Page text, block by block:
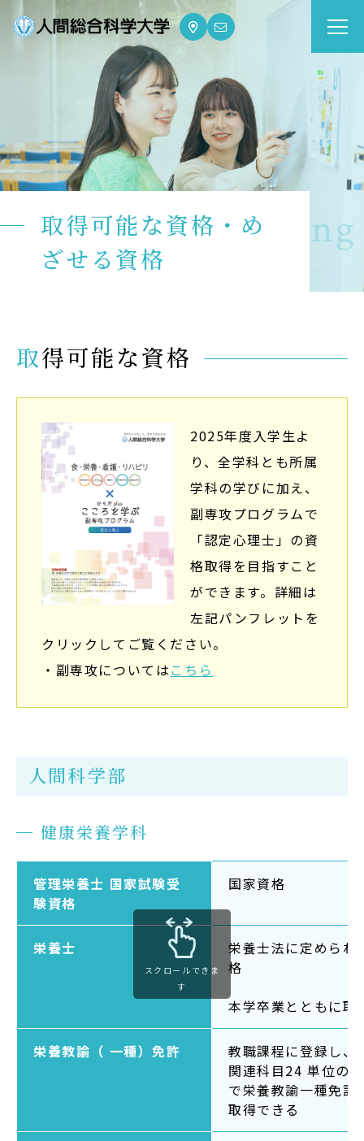
大学案内
学部・大学院
Department
資格・就職
Qualifications & Employment
入学案内
入試イベント
OpenCampus
地域連携・研究
Cooperation&Research
アクセス
Access
通信制
受験生の方
大学院生の方・修了生の方
企業・病院の方
サイトポリシー
教員等採用情報
for Well-being
取得可能な資格・め
ざせる資格
取得可能な資格
2025年度入学生よ
り、全学科とも所属
学科の学びに加え、
副専攻プログラムで
「認定心理士」の資
格取得を目指すこと
ができます。詳細は
左記パンフレットを
クリックしてご覧ください。
・副専攻については こちら
人間科学部
健康栄養学科
管理栄養士 国家試験受
験資格
国家資格
栄養士
栄養士法に定められ
格
本学卒業とともに取
栄養教諭（ 一種）免許
教職課程に登録し、
関連科目24 単位の
で栄養教諭一種免許
取得できる
スクロールできま
す